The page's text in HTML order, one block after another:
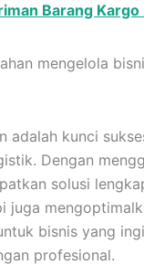
Barang
mengelola
adalah kunci
Dengan
solusi
juga
bisnis yang
profesional.